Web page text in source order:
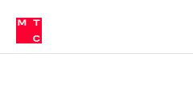
Медиа-центр
и акционерам
Устойчивое развитие
Комплаенс и деловая этика
компании